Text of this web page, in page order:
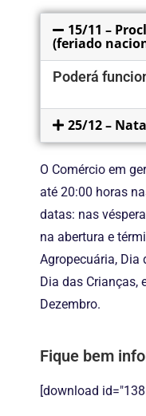
15/11 –
(feriado
Poderá
25/12 –
O Comércio em
até 20:00 horas
datas: nas
na abertura e
Agropecuária, Dia
Dia das Crianças,
Dezembro.
Fique bem
[download